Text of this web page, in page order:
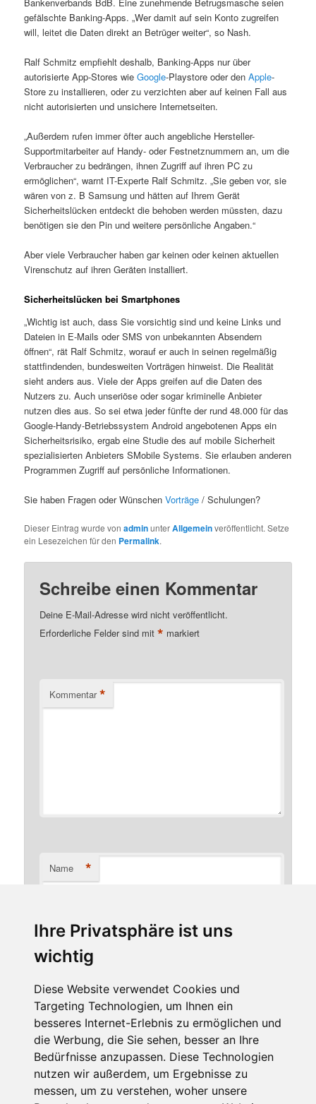
Ihre Privatsphäre ist uns
wichtig
Diese Website verwendet Cookies und
Targeting Technologien, um Ihnen ein
besseres Internet-Erlebnis zu ermöglichen und
die Werbung, die Sie sehen, besser an Ihre
Bedürfnisse anzupassen. Diese Technologien
nutzen wir außerdem, um Ergebnisse zu
messen, um zu verstehen, woher unsere
gefälschte Banking-Apps. „Wer damit auf sein Konto zugreifen
will, leitet die Daten direkt an Betrüger weiter“, so Nash.
Ralf Schmitz empfiehlt deshalb, Banking-Apps nur über
autorisierte App-Stores wieGoogle-Playstore oder denApple-
Store zu installieren, oder zu verzichten aber auf keinen Fall aus
nicht autorisierten und unsichere Internetseiten.
„Außerdem rufen immer öfter auch angebliche Hersteller-
Supportmitarbeiter auf Handy- oder Festnetznummern an, um die
Verbraucher zu bedrängen, ihnen Zugriff auf ihren PC zu
ermöglichen“, warnt IT-Experte Ralf Schmitz. „Sie geben vor, sie
wären von z. B Samsung und hätten auf Ihrem Gerät
Sicherheitslücken entdeckt die behoben werden müssten, dazu
benötigen sie den Pin und weitere persönliche Angaben.“
Aber viele Verbraucher haben gar keinen oder keinen aktuellen
Virenschutz auf ihren Geräten installiert.
Sicherheitslücken bei Smartphones
„Wichtig ist auch, dass Sie vorsichtig sind und keine Links und
Dateien in E-Mails oder SMS von unbekannten Absendern
öffnen“, rät Ralf Schmitz, worauf er auch in seinen regelmäßig
stattfindenden, bundesweiten Vorträgen hinweist. Die Realität
sieht anders aus. Viele der Apps greifen auf die Daten des
Nutzers zu. Auch unseriöse oder sogar kriminelle Anbieter
nutzen dies aus. So sei etwa jeder fünfte der rund 48.000 für das
Google-Handy-Betriebssystem Android angebotenen Apps ein
Sicherheitsrisiko, ergab eine Studie des auf mobile Sicherheit
spezialisierten Anbieters SMobile Systems. Sie erlauben anderen
Programmen Zugriff auf persönliche Informationen.
Sie haben Fragen oder WünschenVorträge / Schulungen?
Dieser Eintrag wurde vonadminunterAllgemeinveröffentlicht. Setze
ein Lesezeichen für den Permalink.
Schreibe einen Kommentar
Deine E-Mail-Adresse wird nicht veröffentlicht.
Erforderliche Felder sind mit* markiert
Kommentar *
Name *
E-Mail-Adresse *
Website